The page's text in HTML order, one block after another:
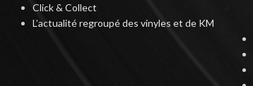
Click & Collect
L’actualité regroupé des vinyles et de KM